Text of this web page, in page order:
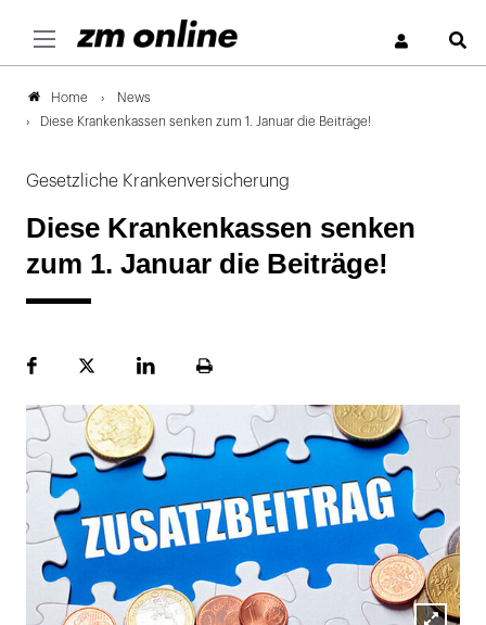
Home
News
Diese Krankenkassen senken zum 1. Januar die Beiträge!
Gesetzliche Krankenversicherung
Diese Krankenkassen senken
zum 1. Januar die Beiträge!
FacebookPlattformLinekdInSeite